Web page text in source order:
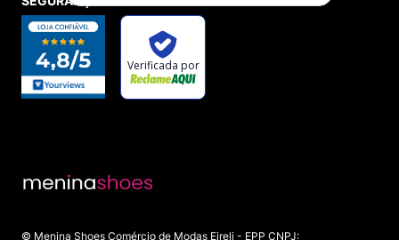
enviados com o carinho que você merece.
Não perca a chance de ter aquele par de chinelos que
você sempre quis por um preço que você nunca
imaginou. Explore nosso catálogo, descubra as ofertas e
prepare seus pés para o conforto e o estilo que só a
Menina Shoes pode oferecer!
© Menina Shoes Comércio de Modas Eireli - EPP CNPJ: